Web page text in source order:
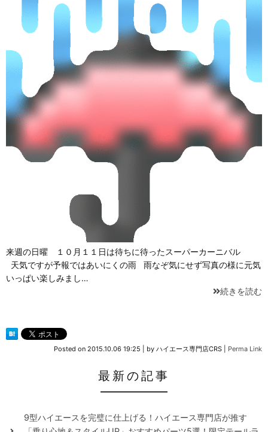
来週の日曜 １０月１１日は待ちに待ったスーパーカーニバル
天気ですが予報ではあいにくの雨 雨なぞ気にせず写真の様に元気
いっぱい楽しみまし…
続きを読む
Posted on 2015.10.06 19:25 by ハイエース専門店CRS Perma Link
最新の記事
9型ハイエースを完璧に仕上げる！ハイエース専門店が推す